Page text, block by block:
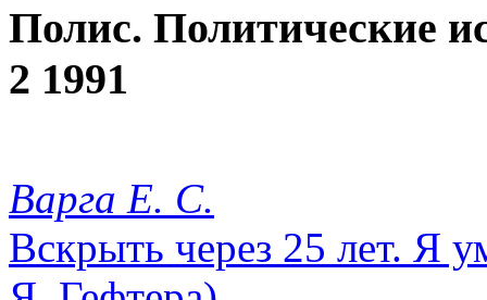
Полис. Политические
2 1991
Варга Е. С.
Вскрыть через 25 лет. Я